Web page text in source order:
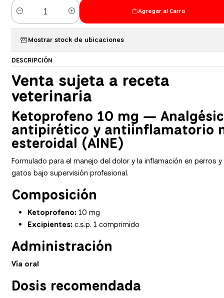
Cantidad
Agregar al Carro
Mostrar stock de ubicaciones
DESCRIPCIÓN
Venta sujeta a receta
veterinaria
Ketoprofeno 10 mg —
antipirético y antiinflamatorio
esteroidal (AINE)
Formulado para el manejo del dolor y la inflamación en perros y
gatos bajo supervisión profesional.
Composición
Ketoprofeno: 10 mg
Excipientes: c.s.p. 1 comprimido
Administración
Vía oral
Dosis recomendada